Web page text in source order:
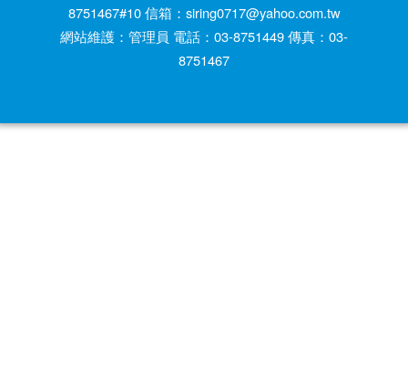
8751467#10 信箱：siring0717@yahoo.com.tw
網站維護：管理員 電話：03-8751449 傳真：03-
8751467